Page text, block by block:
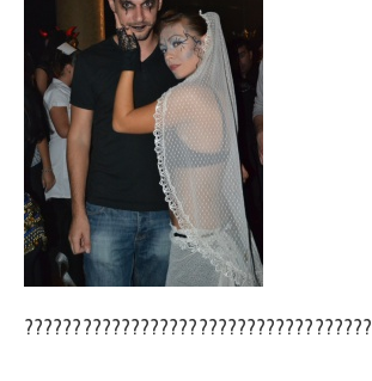
????????????????????????????????????